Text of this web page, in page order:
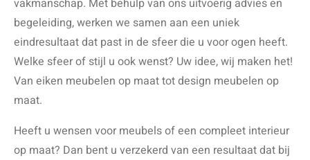
vakmanschap. Met behulp van ons uitvoerig advies en
begeleiding, werken we samen aan een uniek
eindresultaat dat past in de sfeer die u voor ogen heeft.
Welke sfeer of stijl u ook wenst? Uw idee, wij maken het!
Van eiken meubelen op maat tot design meubelen op
maat.
Heeft u wensen voor meubels of een compleet interieur
op maat? Dan bent u verzekerd van een resultaat dat bij